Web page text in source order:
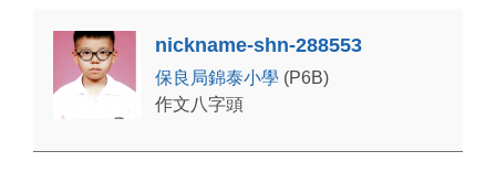
nickname-shn-288553
保良局錦泰小學 (P6B)
作文八字頭